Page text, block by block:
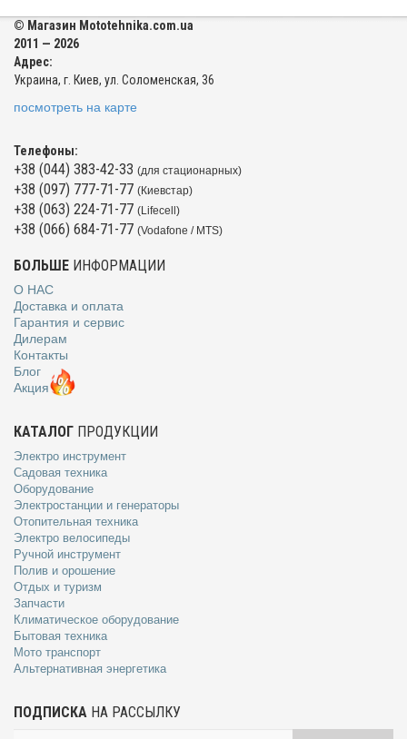
© Магазин Mototehnika.com.ua
2011 — 2026
Адрес:
Украина, г. Киев, ул. Соломенская, 36
посмотреть на карте
Телефоны:
+38 (044) 383-42-33 (для стационарных)
+38 (097) 777-71-77 (Киевстар)
+38 (063) 224-71-77 (Lifecell)
+38 (066) 684-71-77 (Vodafone / MTS)
БОЛЬШЕ ИНФОРМАЦИИ
О НАС
Доставка и оплата
Гарантия и сервис
Дилерам
Контакты
Блог
Акция
КАТАЛОГ ПРОДУКЦИИ
Электро инструмент
Садовая техника
Оборудование
Электростанции и генераторы
Отопительная техника
Электро велосипеды
Ручной инструмент
Полив и орошение
Отдых и туризм
Запчасти
Климатическое оборудование
Бытовая техника
Мото транспорт
Альтернативная энергетика
ПОДПИСКА НА РАССЫЛКУ